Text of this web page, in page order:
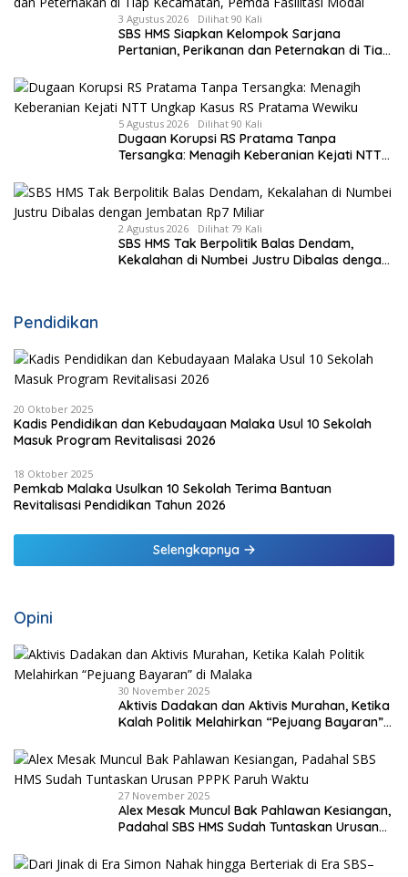
3 Agustus 2026 Dilihat 90 Kali
SBS HMS Siapkan Kelompok Sarjana
Pertanian, Perikanan dan Peternakan di Tiap
5 Agustus 2026 Dilihat 90 Kali
Dugaan Korupsi RS Pratama Tanpa
Tersangka: Menagih Keberanian Kejati NTT
2 Agustus 2026 Dilihat 79 Kali
SBS HMS Tak Berpolitik Balas Dendam,
Kekalahan di Numbei Justru Dibalas dengan
Pendidikan
20 Oktober 2025
Kadis Pendidikan dan Kebudayaan Malaka Usul 10 Sekolah
Masuk Program Revitalisasi 2026
18 Oktober 2025
Pemkab Malaka Usulkan 10 Sekolah Terima Bantuan
Revitalisasi Pendidikan Tahun 2026
Selengkapnya
Opini
30 November 2025
Aktivis Dadakan dan Aktivis Murahan, Ketika
Kalah Politik Melahirkan “Pejuang Bayaran”
27 November 2025
Alex Mesak Muncul Bak Pahlawan Kesiangan,
Padahal SBS HMS Sudah Tuntaskan Urusan